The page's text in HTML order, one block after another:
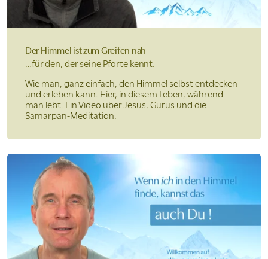
Der Himmel istzum Greifen nah
…für den, der seine Pforte kennt.
Wie man, ganz einfach, den Himmel selbst entdecken
und erleben kann. Hier, in diesem Leben, während
man lebt. Ein Video über Jesus, Gurus und die
Samarpan-Meditation.